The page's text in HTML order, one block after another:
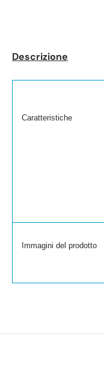
Descrizione
Caratteristiche
Immagini del prodotto